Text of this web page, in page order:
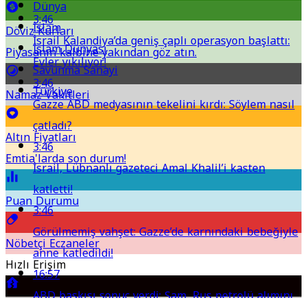
Döviz Kurları
Piyasanın kalbine yakından göz atın.
Namaz Vakitleri
Altın Fiyatları
Emtia'larda son durum!
Puan Durumu
Nöbetçi Eczaneler
Hızlı Erişim
Dünya
İslam
İslam Dünyası
Savunma Sanayi
Türkiye
3:46
İsrail Kalandiya’da geniş çaplı operasyon başlattı:
Evler yıkılıyor!
3:46
Gazze ABD medyasının tekelini kırdı: Söylem nasıl
çatladı?
3:46
İsrail, Lübnanlı gazeteci Amal Khalil’i kasten
katletti!
3:46
Görülmemiş vahşet: Gazze’de karnındaki bebeğiyle
anne katledildi!
16:57